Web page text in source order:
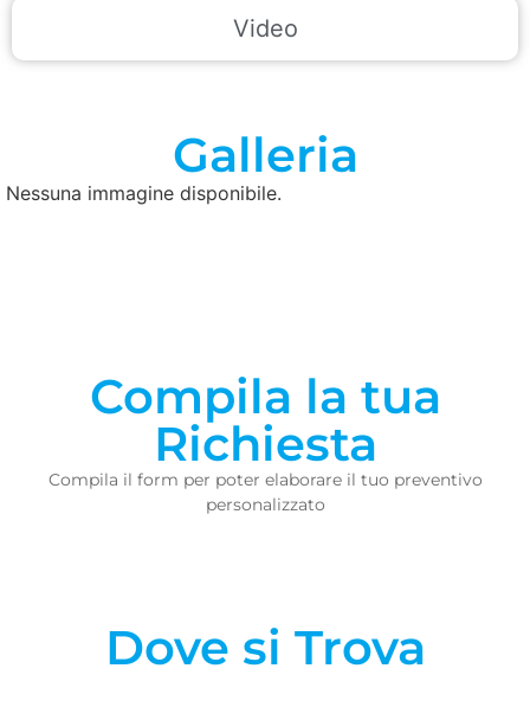
Video
Galleria
Nessuna immagine disponibile.
Compila la tua
Richiesta
Compila il form per poter elaborare il tuo preventivo
personalizzato
Dove si Trova